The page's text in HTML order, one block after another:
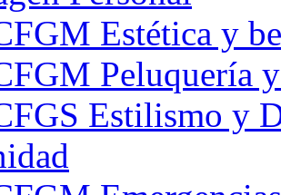
Estética y
Peluquería
Estilismo y